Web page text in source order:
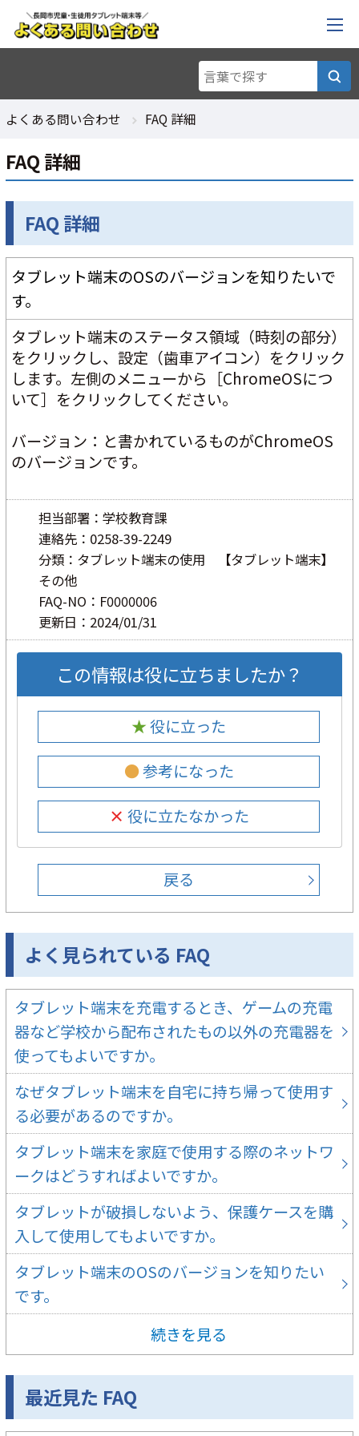
よくある問い合わせ FAQ 詳細
FAQ 詳細
FAQ 詳細
タブレット端末のOSのバージョンを知りたいで
す。
タブレット端末のステータス領域（時刻の部分）
をクリックし、設定（歯車アイコン）をクリック
します。左側のメニューから［ChromeOSにつ
いて］をクリックしてください。
バージョン：と書かれているものがChromeOS
のバージョンです。
担当部署：学校教育課
連絡先：0258-39-2249
分類：タブレット端末の使用 【タブレット端末】
その他
FAQ-NO：F0000006
更新日：2024/01/31
この情報は役に立ちましたか？
★ 役に立った
● 参考になった
× 役に立たなかった
戻る
よく見られている FAQ
タブレット端末を充電するとき、ゲームの充電
器など学校から配布されたもの以外の充電器を
使ってもよいですか。
なぜタブレット端末を自宅に持ち帰って使用す
る必要があるのですか。
タブレット端末を家庭で使用する際のネットワ
ークはどうすればよいですか。
タブレットが破損しないよう、保護ケースを購
入して使用してもよいですか。
タブレット端末のOSのバージョンを知りたい
です。
続きを見る
最近見た FAQ